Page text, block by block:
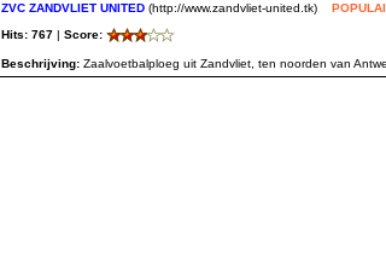
ZVC ZANDVLIET UNITED (http://www.zandvliet-united.tk)
Hits: 767 | Score:
Beschrijving: Zaalvoetbalploeg uit Zandvliet, ten noorden van